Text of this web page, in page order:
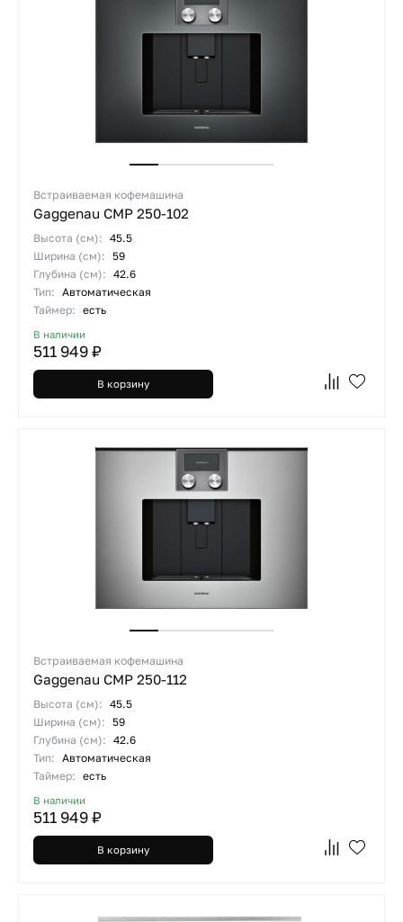
Встраиваемая кофемашина
Gaggenau CMP 250-102
Высота (см): 45.5
Ширина (см): 59
Глубина (см): 42.6
Тип: Автоматическая
Таймер: есть
В наличии
511 949 ₽
В корзину
Встраиваемая кофемашина
Gaggenau CMP 250-112
Высота (см): 45.5
Ширина (см): 59
Глубина (см): 42.6
Тип: Автоматическая
Таймер: есть
В наличии
511 949 ₽
В корзину